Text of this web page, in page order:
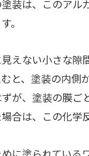
装は、このアル
。
えない小さな隙
と、塗装の内側
が、塗装の膜ご
合は、この化学